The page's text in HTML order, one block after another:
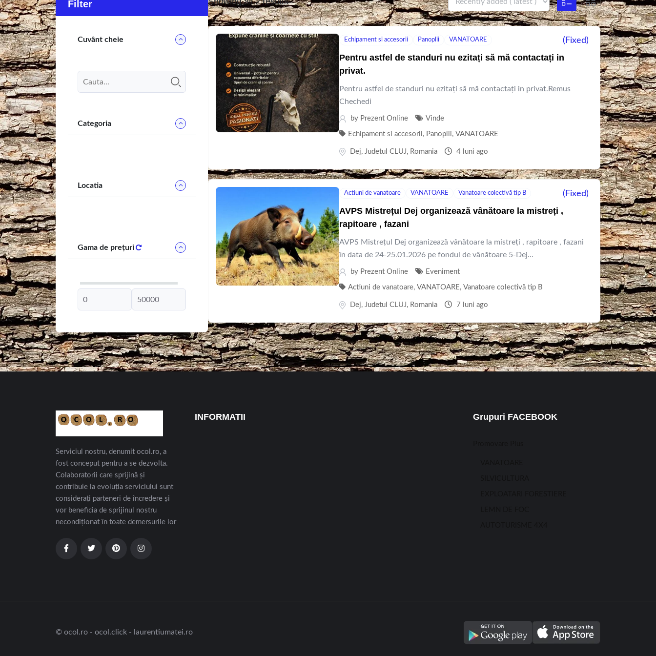
Echipament si accesorii Panoplii VANATOARE (Fixed)
Pentru astfel de standuri nu ezitați să mă contactați in
privat.
Pentru astfel de standuri nu ezitați să mă contactați in privat.Remus
Chechedi
by Prezent Online Vinde
Echipament si accesorii, Panoplii, VANATOARE
Dej, Judetul CLUJ, Romania 4 luni ago
Actiuni de vanatoare VANATOARE Vanatoare colectivă tip B (Fixed)
AVPS Mistrețul Dej organizează vânătoare la mistreți ,
rapitoare , fazani
AVPS Mistrețul Dej organizează vânătoare la mistreți , rapitoare , fazani
în data de 24-25.01.2026 pe fondul de vânătoare 5-Dej...
by Prezent Online Eveniment
Actiuni de vanatoare, VANATOARE, Vanatoare colectivă tip B
Dej, Judetul CLUJ, Romania 7 luni ago
Filter
Cuvânt cheie
Categoria
Locatia
Gama de prețuri
Serviciul nostru, denumit ocol.ro, a
fost conceput pentru a se dezvolta.
Colaboratorii care sprijină și
contribuie la evoluția serviciului sunt
considerați parteneri de încredere și
vor beneficia de sprijinul nostru
necondiționat în toate demersurile lor
INFORMATII Grupuri FACEBOOK
© ocol.ro - ocol.click - laurentiumatei.ro